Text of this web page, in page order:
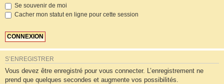
Se souvenir de moi
Cacher mon statut en ligne pour cette session
S’ENREGISTRER
Vous devez être enregistré pour vous connecter. L’enregistrement ne
prend que quelques secondes et augmente vos possibilités.